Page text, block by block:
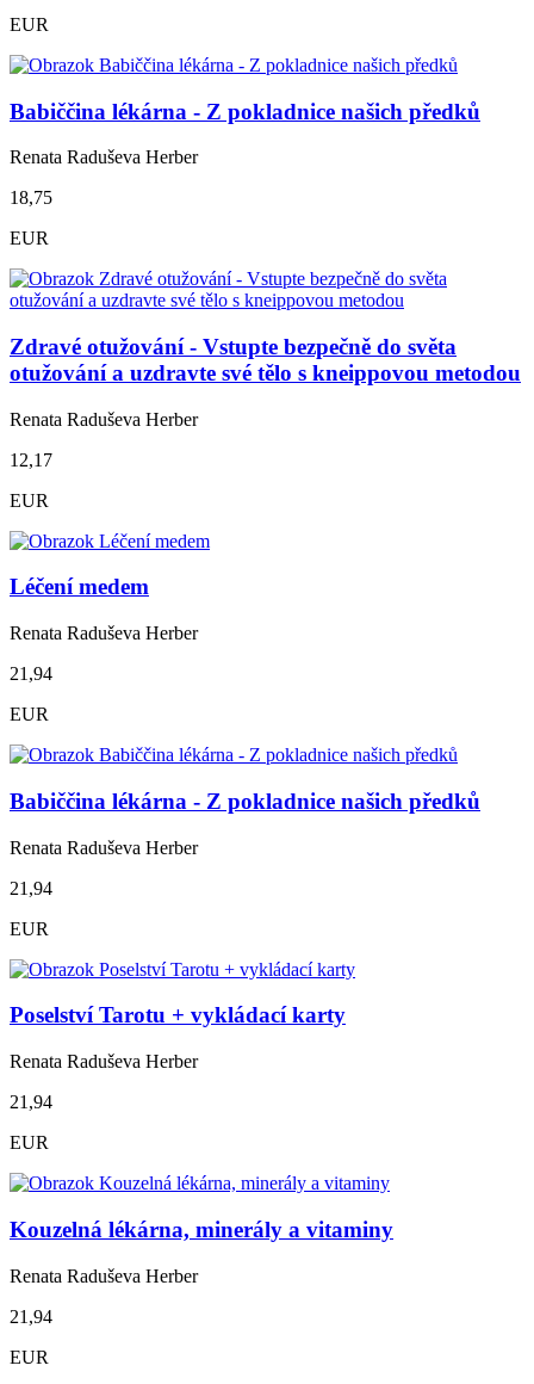
EUR
Babiččina lékárna - Z pokladnice našich předků
Renata Raduševa Herber
18,75
EUR
Zdravé otužování - Vstupte bezpečně do světa
otužování a uzdravte své tělo s kneippovou metodou
Renata Raduševa Herber
12,17
EUR
Léčení medem
Renata Raduševa Herber
21,94
EUR
Babiččina lékárna - Z pokladnice našich předků
Renata Raduševa Herber
21,94
EUR
Poselství Tarotu + vykládací karty
Renata Raduševa Herber
21,94
EUR
Kouzelná lékárna, minerály a vitaminy
Renata Raduševa Herber
21,94
EUR